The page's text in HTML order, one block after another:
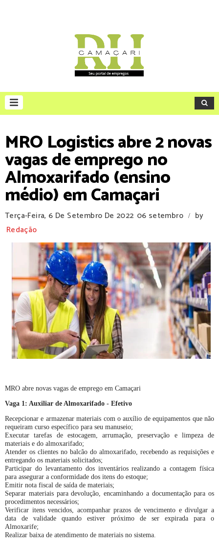
MRO Logistics abre 2 novas
vagas de emprego no
Almoxarifado (ensino
médio) em Camaçari
Terça-Feira, 6 De Setembro De 2022 06 setembro /
by
Redação
MRO abre novas vagas de emprego em Camaçari
Vaga 1: Auxiliar de Almoxarifado - Efetivo
Recepcionar e armazenar materiais com o auxílio de equipamentos que não
requeiram curso específico para seu manuseio;
Executar tarefas de estocagem, arrumação, preservação e limpeza de
materiais e do almoxarifado;
Atender os clientes no balcão do almoxarifado, recebendo as requisições e
entregando os materiais solicitados;
Participar do levantamento dos inventários realizando a contagem física
para assegurar a conformidade dos itens do estoque;
Emitir nota fiscal de saída de materiais;
Separar materiais para devolução, encaminhando a documentação para os
procedimentos necessários;
Verificar itens vencidos, acompanhar prazos de vencimento e divulgar a
data de validade quando estiver próximo de ser expirada para o
Almoxarife;
Realizar baixa de atendimento de materiais no sistema.